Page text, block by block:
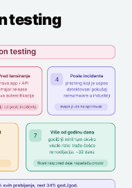
testing